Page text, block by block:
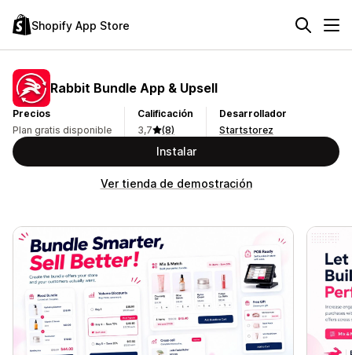
Shopify App Store
Rabbit Bundle App & Upsell
Precios
Plan gratis disponible
Calificación
3,7
(8)
Desarrollador
Startstorez
Instalar
Ver tienda de demostración